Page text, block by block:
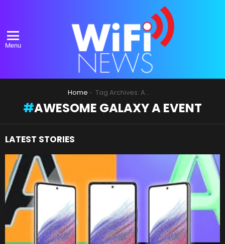
Menu
Home Tag Archives: Awesome Galaxy A Event
AWESOME GALAXY A EVENT
LATEST STORIES